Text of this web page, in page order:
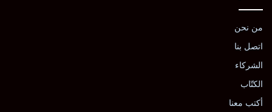
من نحن
اتصل بنا
الشركاء
الكتّاب
أكتب معنا